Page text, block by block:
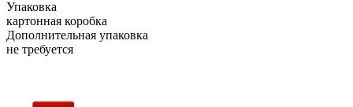
Упаковка
картонная коробка
Дополнительная упаковка
не требуется